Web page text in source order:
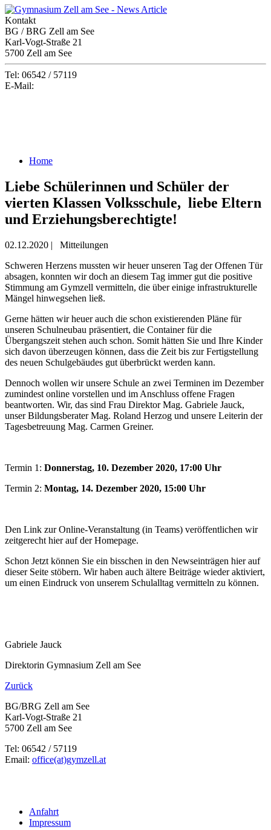
Kontakt
BG / BRG Zell am See
Karl-Vogt-Straße 21
5700 Zell am See
Tel: 06542 / 57119
E-Mail:
Home
Liebe Schülerinnen und Schüler der
vierten Klassen Volksschule, liebe Eltern
und Erziehungsberechtigte!
02.12.2020 |
Mitteilungen
Schweren Herzens mussten wir heuer unseren Tag der Offenen Tür
absagen, konnten wir doch an diesem Tag immer gut die positive
Stimmung am Gymzell vermitteln, die über einige infrastrukturelle
Mängel hinwegsehen ließ.
Gerne hätten wir heuer auch die schon existierenden Pläne für
unseren Schulneubau präsentiert, die Container für die
Übergangszeit stehen auch schon. Somit hätten Sie und Ihre Kinder
sich davon überzeugen können, dass die Zeit bis zur Fertigstellung
des neuen Schulgebäudes gut überbrückt werden kann.
Dennoch wollen wir unsere Schule an zwei Terminen im Dezember
zumindest online vorstellen und im Anschluss offene Fragen
beantworten. Wir, das sind Frau Direktor Mag. Gabriele Jauck,
unser Bildungsberater Mag. Roland Herzog und unsere Leiterin der
Tagesbetreuung Mag. Carmen Greiner.
Termin 1: Donnerstag, 10. Dezember 2020, 17:00 Uhr
Termin 2: Montag, 14. Dezember 2020, 15:00 Uhr
Den Link zur Online-Veranstaltung (in Teams) veröffentlichen wir
zeitgerecht hier auf der Homepage.
Schon Jetzt können Sie ein bisschen in den Newseinträgen hier auf
dieser Seite stöbern. Wir haben auch ältere Beiträge wieder aktiviert,
um einen Eindruck von unserem Schulalltag vermitteln zu können.
Gabriele Jauck
Direktorin Gymnasium Zell am See
Zurück
BG/BRG Zell am See
Karl-Vogt-Straße 21
5700 Zell am See
Tel: 06542 / 57119
Email: office(at)gymzell.at
Anfahrt
Impressum